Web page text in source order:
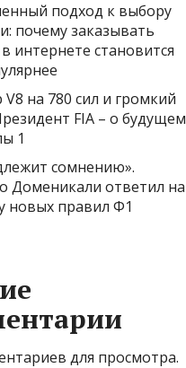
подход к выбору
почему заказывать
интернете становится
на 780 сил и громкий
FIA – о будущем
1
сомнению».
Доменикали ответил на
новых правил Ф1
для просмотра.